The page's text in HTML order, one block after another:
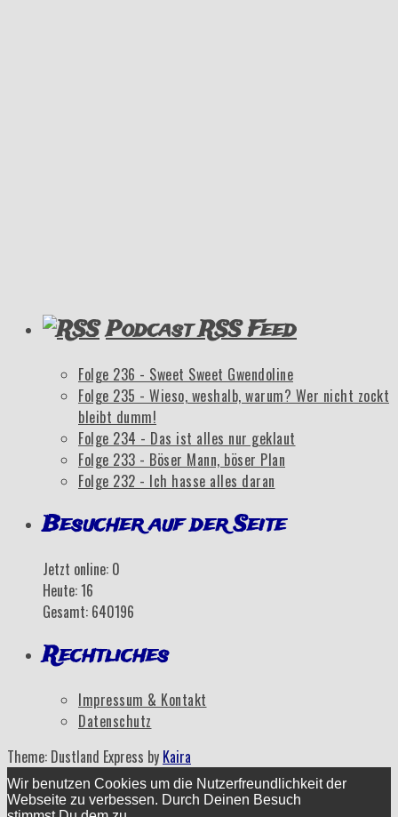
Podcast RSS Feed
Folge 236 - Sweet Sweet Gwendoline
Folge 235 - Wieso, weshalb, warum? Wer nicht zockt
bleibt dumm!
Folge 234 - Das ist alles nur geklaut
Folge 233 - Böser Mann, böser Plan
Folge 232 - Ich hasse alles daran
Besucher auf der Seite
Jetzt online: 0
Heute: 16
Gesamt: 640196
Rechtliches
Impressum & Kontakt
Datenschutz
Theme: Dustland Express by Kaira
Wir benutzen Cookies um die Nutzerfreundlichkeit der
Webseite zu verbessen. Durch Deinen Besuch